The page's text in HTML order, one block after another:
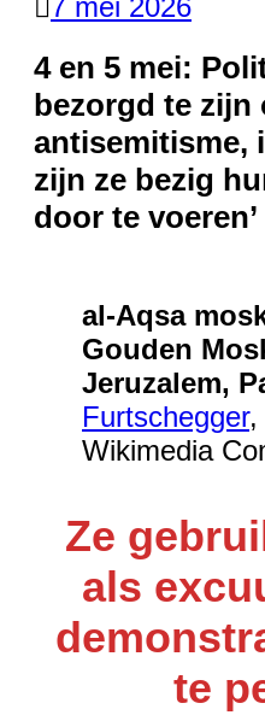
7 mei 2026
4 en 5 mei:
bezorgd te zijn
antisemitisme,
zijn ze bezig
door te voeren’
al-Aqsa
Gouden
Jeruzalem,
Furtschegger,
Wikimedia
Ze
als
te